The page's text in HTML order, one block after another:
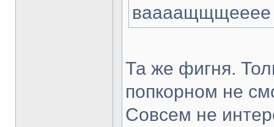
ваааащщщееее
Та же фигня.
попкорном не
Совсем не